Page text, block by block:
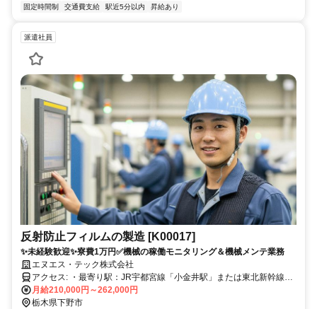
固定時間制 交通費支給 駅近5分以内 昇給あり
派遣社員
反射防止フィルムの製造 [K00017]
✨未経験歓迎✨寮費1万円✅機械の稼働モニタリング＆機械メンテ業務
エヌエス・テック株式会社
アクセス: ・最寄り駅：JR宇都宮線「小金井駅」または東北新幹線
「宇都宮」駅 ・最寄りIC：北関東道路「宇都宮上三川 IC」 〇車通勤
推奨 ★ガソリン代の支給あり！ 15円／km、上限5万円／月 ★社員寮
月給210,000円～262,000円
栃木県下野市